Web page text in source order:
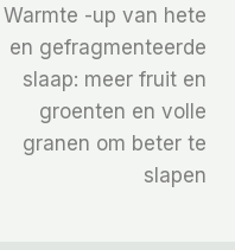
Warmte -up van hete
en gefragmenteerde
slaap: meer fruit en
groenten en volle
granen om beter te
slapen